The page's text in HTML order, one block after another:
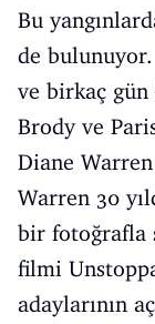
Bu
de
ve birkaç gün
Brody ve
Diane
Warren 30
bir fotoğrafla
filmi
adaylarının